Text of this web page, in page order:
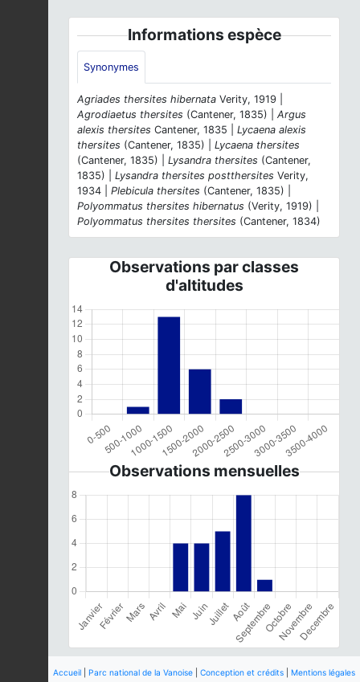
Informations espèce
Synonymes
Agriades thersites hibernata Verity, 1919 |
Agrodiaetus thersites (Cantener, 1835) | Argus
alexis thersites Cantener, 1835 | Lycaena alexis
thersites (Cantener, 1835) | Lycaena thersites
(Cantener, 1835) | Lysandra thersites (Cantener,
1835) | Lysandra thersites postthersites Verity,
1934 | Plebicula thersites (Cantener, 1835) |
Polyommatus thersites hibernatus (Verity, 1919) |
Polyommatus thersites thersites (Cantener, 1834)
Observations par classes
d'altitudes
Observations mensuelles
Accueil Parc national de la Vanoise Conception et crédits Mentions légales